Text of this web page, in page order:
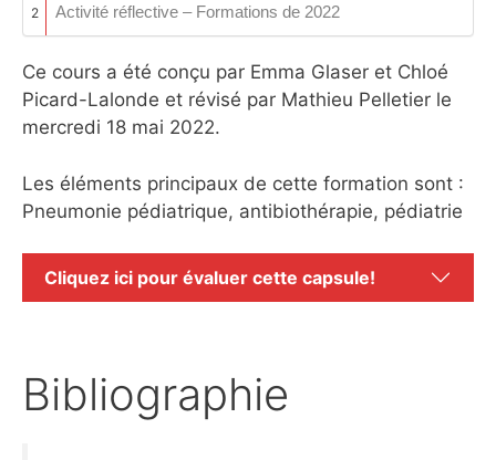
2 Activité réflective – Formations de 2022
Ce cours a été conçu par Emma Glaser et Chloé
Picard-Lalonde et révisé par Mathieu Pelletier le
mercredi 18 mai 2022.
Les éléments principaux de cette formation sont :
Pneumonie pédiatrique, antibiothérapie, pédiatrie
Cliquez ici pour évaluer cette capsule!
Bibliographie